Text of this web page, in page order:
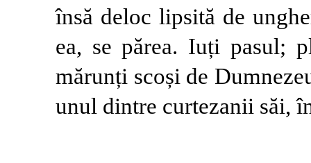
însă deloc lipsită de
ea, se părea. Iuți pasul;
mărunți scoși de
unul dintre curtezanii săi,